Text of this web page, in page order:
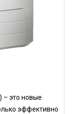
– это новые
эффективно